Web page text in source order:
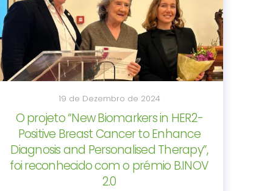
19 de Dezembro de 2024
O projeto “New Biomarkers in HER2-
Positive Breast Cancer to Enhance
Diagnosis and Personalised Therapy”,
foi reconhecido com o prémio B.INOV
2.0